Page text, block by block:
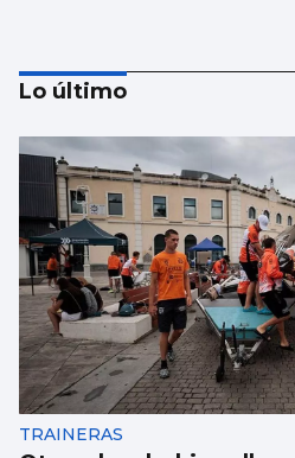
CRISIS MIGRATORIA
Los centenares de
Ceuta, problema
Lo último
TRAINERAS